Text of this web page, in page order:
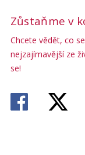
Zůstaňme v
Chcete vědět, co
nejzajímavější ze
se!